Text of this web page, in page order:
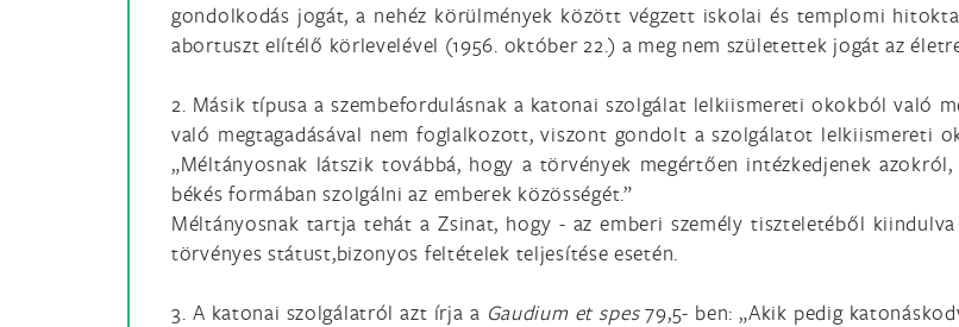
gondolkodás jogát, a nehéz körülmények között végzett iskolai és templomi
abortuszt elítélő körlevelével (1956. október 22.) a meg nem születettek jogát az
2. Másik típusa a szembefordulásnak a katonai szolgálat lelkiismereti okokból való
való megtagadásával nem foglalkozott, viszont gondolt a szolgálatot lelkiismereti
„Méltányosnak látszik továbbá, hogy a törvények megértően intézkedjenek
békés formában szolgálni az emberek közösségét.”
Méltányosnak tartja tehát a Zsinat, hogy - az emberi személy tiszteletéből
törvényes státust,bizonyos feltételek teljesítése esetén.
3. A katonai szolgálatról azt írja a Gaudium et spes79,5- ben: „Akik pedig